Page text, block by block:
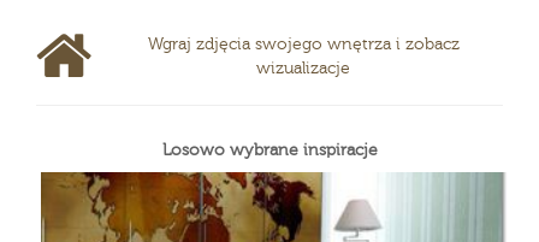
Wgraj zdjęcia swojego wnętrza i zobacz
wizualizacje
Losowo wybrane inspiracje